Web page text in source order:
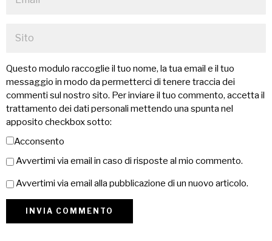
Questo modulo raccoglie il tuo nome, la tua email e il tuo
messaggio in modo da permetterci di tenere traccia dei
commenti sul nostro sito. Per inviare il tuo commento, accetta il
trattamento dei dati personali mettendo una spunta nel
apposito checkbox sotto:
Acconsento
Avvertimi via email in caso di risposte al mio commento.
Avvertimi via email alla pubblicazione di un nuovo articolo.